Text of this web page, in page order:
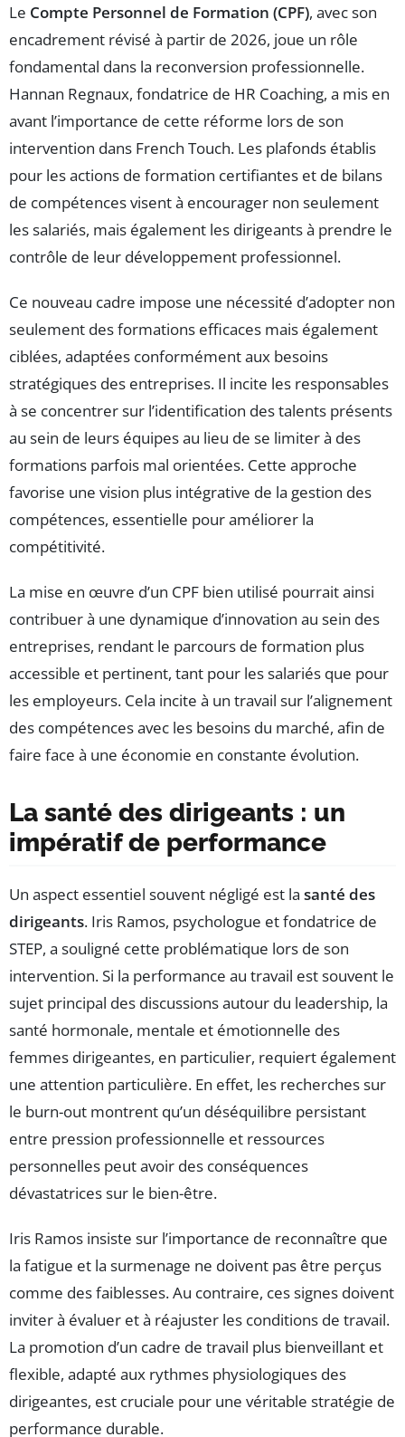
Le Compte Personnel de Formation (CPF), avec son
encadrement révisé à partir de 2026, joue un rôle
fondamental dans la reconversion professionnelle.
Hannan Regnaux, fondatrice de HR Coaching, a mis en
avant l’importance de cette réforme lors de son
intervention dans French Touch. Les plafonds établis
pour les actions de formation certifiantes et de bilans
de compétences visent à encourager non seulement
les salariés, mais également les dirigeants à prendre le
contrôle de leur développement professionnel.
Ce nouveau cadre impose une nécessité d’adopter non
seulement des formations efficaces mais également
ciblées, adaptées conformément aux besoins
stratégiques des entreprises. Il incite les responsables
à se concentrer sur l’identification des talents présents
au sein de leurs équipes au lieu de se limiter à des
formations parfois mal orientées. Cette approche
favorise une vision plus intégrative de la gestion des
compétences, essentielle pour améliorer la
compétitivité.
La mise en œuvre d’un CPF bien utilisé pourrait ainsi
contribuer à une dynamique d’innovation au sein des
entreprises, rendant le parcours de formation plus
accessible et pertinent, tant pour les salariés que pour
les employeurs. Cela incite à un travail sur l’alignement
des compétences avec les besoins du marché, afin de
faire face à une économie en constante évolution.
La santé des dirigeants : un
impératif de performance
Un aspect essentiel souvent négligé est la santé des
dirigeants. Iris Ramos, psychologue et fondatrice de
STEP, a souligné cette problématique lors de son
intervention. Si la performance au travail est souvent le
sujet principal des discussions autour du leadership, la
santé hormonale, mentale et émotionnelle des
femmes dirigeantes, en particulier, requiert également
une attention particulière. En effet, les recherches sur
le burn-out montrent qu’un déséquilibre persistant
entre pression professionnelle et ressources
personnelles peut avoir des conséquences
dévastatrices sur le bien-être.
Iris Ramos insiste sur l’importance de reconnaître que
la fatigue et la surmenage ne doivent pas être perçus
comme des faiblesses. Au contraire, ces signes doivent
inviter à évaluer et à réajuster les conditions de travail.
La promotion d’un cadre de travail plus bienveillant et
flexible, adapté aux rythmes physiologiques des
dirigeantes, est cruciale pour une véritable stratégie de
performance durable.